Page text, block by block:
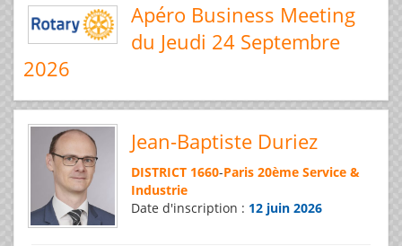
Apéro Business Meeting
du Jeudi 24 Septembre
2026
Jean-Baptiste Duriez
DISTRICT 1660-Paris 20ème Service &
Industrie
Date d'inscription : 12 juin 2026